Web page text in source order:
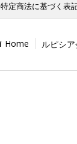
特定商法に基づく表
Home ルピシ